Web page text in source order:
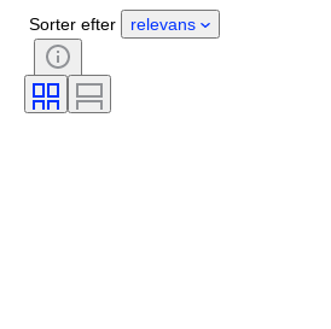
Certificering
Tilbehør inkluderet
Æra
Model
Sorter efter relevans